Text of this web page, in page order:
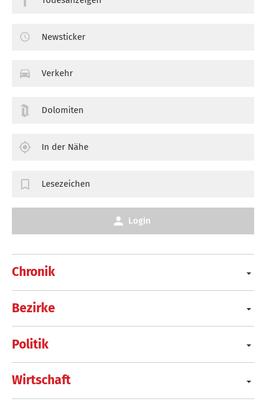
Chronik
Bezirke
Politik
Wirtschaft
Newsticker
Verkehr
Dolomiten
In der Nähe
Lesezeichen
Login